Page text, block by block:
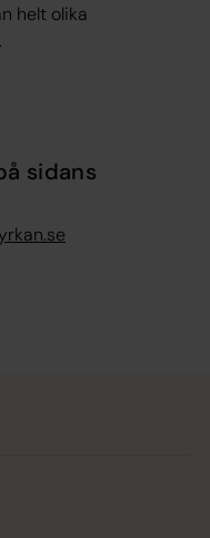
helt olika
sidans